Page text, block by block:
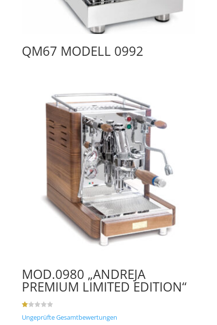
QM67 MODELL 0992
MOD.0980 „ANDREJA
PREMIUM LIMITED EDITION“
eUngeprüfte Gesamtbewertungen